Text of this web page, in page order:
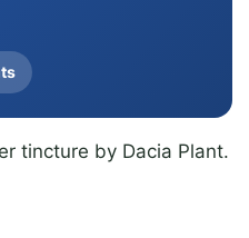
tincture by Dacia Plant.